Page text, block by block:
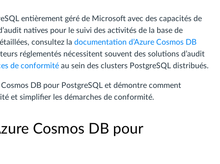
entièrement géré de Microsoft avec des capacités de
natives pour le suivi des activités de la base de
consultez la documentation d’Azure Cosmos DB
réglementés nécessitent souvent des solutions d’audit
de conformité au sein des clusters PostgreSQL distribués.
DB pour PostgreSQL et démontre comment
et simplifier les démarches de conformité.
Cosmos DB pour